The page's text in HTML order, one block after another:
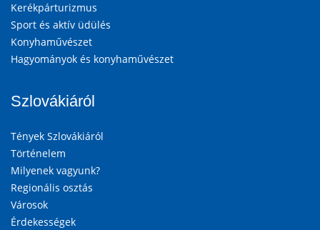
Kerékpárturizmus
Sport és aktív üdülés
Konyhaművészet
Hagyományok és konyhaművészet
Szlovákiáról
Tények Szlovákiáról
Történelem
Milyenek vagyunk?
Regionális osztás
Városok
Érdekességek